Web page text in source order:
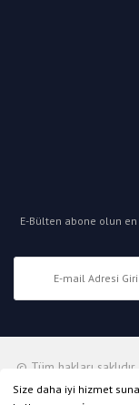
Size daha iyi hizmet
E-Bülten abone olun
© Tüm hakları